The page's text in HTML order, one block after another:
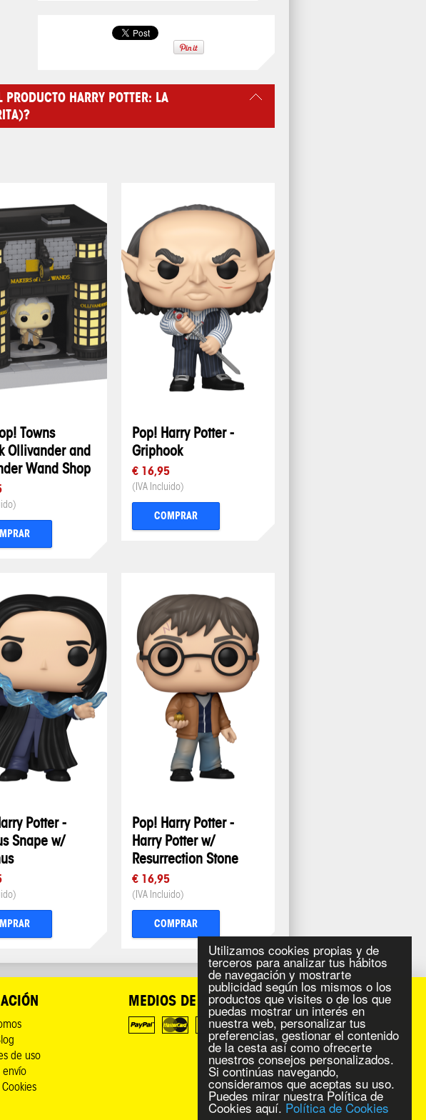
Utilizamos cookies propias y de
terceros para analizar tus hábitos
de navegación y mostrarte
publicidad según los mismos o los
productos que visites o de los que
puedas mostrar un interés en
nuestra web, personalizar tus
preferencias, gestionar el contenido
de la cesta así como ofrecerte
nuestros consejos personalizados.
Si continúas navegando,
consideramos que aceptas su uso.
Puedes mirar nuestra Política de
Cookies aquí. Política de Cookies
HARRY POTTER: LA
Towns
Ollivander and
Wand Shop
Pop! Harry Potter -
Griphook
€ 16,95
(IVA Incluido)
COMPRAR
Potter -
Snape w/
Pop! Harry Potter -
Harry Potter w/
Resurrection Stone
€ 16,95
(IVA Incluido)
COMPRAR
de uso
envío
MEDIOS DE PAGO